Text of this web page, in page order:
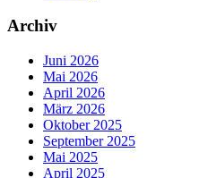
Archiv
Juni 2026
Mai 2026
April 2026
März 2026
Oktober 2025
September 2025
Mai 2025
April 2025